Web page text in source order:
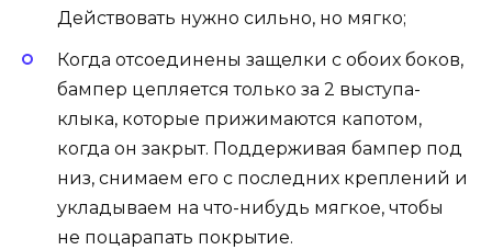
Действовать нужно сильно, но мягко;
Когда отсоединены защелки с обоих боков,
бампер цепляется только за 2 выступа-
клыка, которые прижимаются капотом,
когда он закрыт. Поддерживая бампер под
низ, снимаем его с последних креплений и
укладываем на что-нибудь мягкое, чтобы
не поцарапать покрытие.